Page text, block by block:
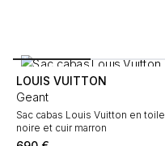
LOUIS VUITTON
Geant
Sac cabas Louis Vuitton en toile
noire et cuir marron